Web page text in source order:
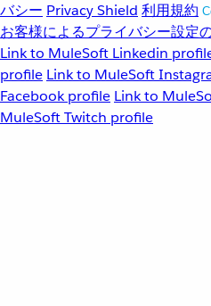
バシー Privacy Shield 利用規約
お客様によるプライバシー設定
Link to MuleSoft Linkedin
profile Link to MuleSoft
Facebook profile Link to
MuleSoft Twitch profile